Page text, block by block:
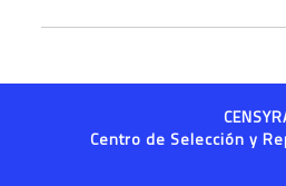
Centro de Selección y